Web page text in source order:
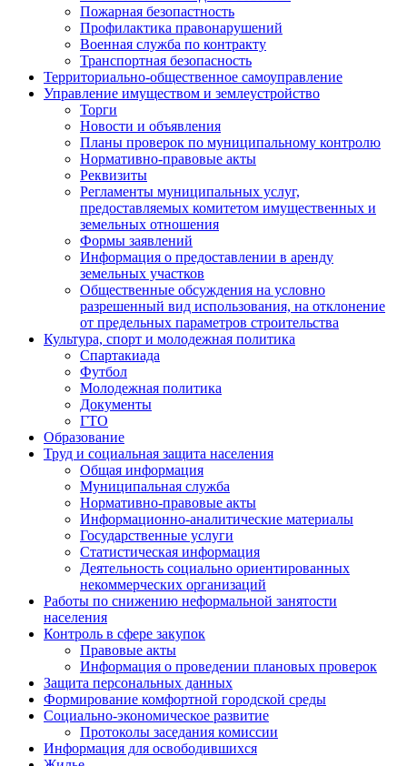
Пожарная безопастность
Профилактика правонарушений
Военная служба по контракту
Транспортная безопасность
Территориально-общественное самоуправление
Управление имуществом и землеустройство
Торги
Новости и объявления
Планы проверок по муниципальному контролю
Нормативно-правовые акты
Реквизиты
Регламенты муниципальных услуг,
предоставляемых комитетом имущественных и
земельных отношения
Формы заявлений
Информация о предоставлении в аренду
земельных участков
Общественные обсуждения на условно
разрешенный вид использования, на отклонение
от предельных параметров строительства
Культура, спорт и молодежная политика
Спартакиада
Футбол
Молодежная политика
Документы
ГТО
Образование
Труд и социальная защита населения
Общая информация
Муниципальная служба
Нормативно-правовые акты
Информационно-аналитические материалы
Государственные услуги
Статистическая информация
Деятельность социально ориентированных
некоммерческих организаций
Работы по снижению неформальной занятости
населения
Контроль в сфере закупок
Правовые акты
Информация о проведении плановых проверок
Защита персональных данных
Формирование комфортной городской среды
Социально-экономическое развитие
Протоколы заседания комиссии
Информация для освободившихся